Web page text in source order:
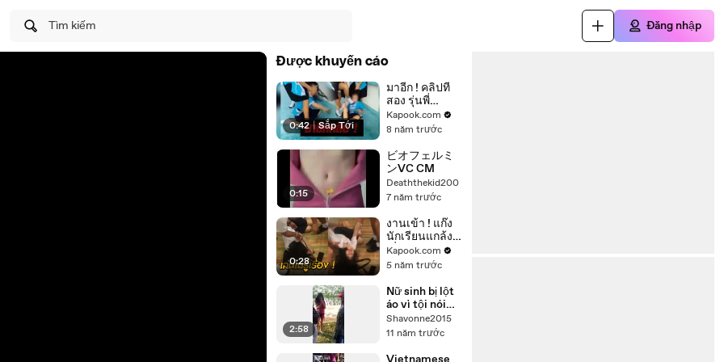
Tìm kiếm Đăng nhập
Được khuyến cáo
0:42 | Sắp Tới
มาอีก ! คลิปที่
สอง รุ่นพี่
ทำร้ายรุ่นน้อง
ในห้องเรียน
ถีบ - กระชาก
หัวซ้ำ
Kapook.com
8 năm trước
0:15
ビオフェルミ
ンVC CM
Deaththekid200
7 năm trước
0:28
งานเข้า ! แก๊ง
นักเรียนแกล้ง
เพื่อน หลับอยู่
ปลุกให้ตื่น กะ
ดันทัวร์ลง
Kapook.com
5 năm trước
2:58
Nữ sinh bị lột
áo vì tội nói
xấu trên
Facebook
Shavonne2015
11 năm trước